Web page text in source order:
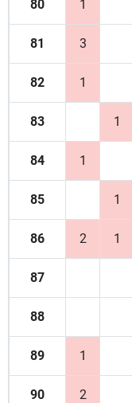
80 1
81 3
82 1
83 1
84 1
85 1
86 2 1
87
88
89 1
90 2